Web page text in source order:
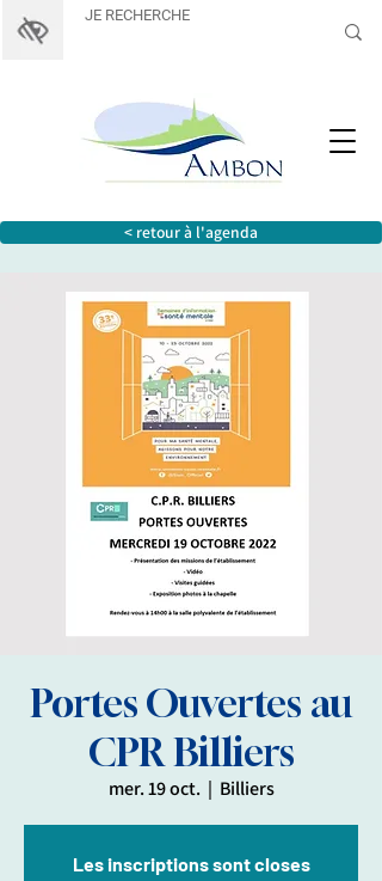
< retour à l'agenda
Portes Ouvertes au
CPR Billiers
mer. 19 oct.
  |
Billiers
Les inscriptions sont closes